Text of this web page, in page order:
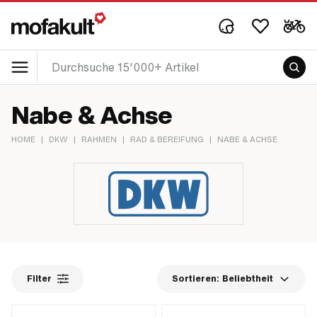
Nabe & Achse
HOME | DKW | RAHMEN | RAD & BEREIFUNG | NABE & ACHSE
Filter Sortieren: Beliebtheit